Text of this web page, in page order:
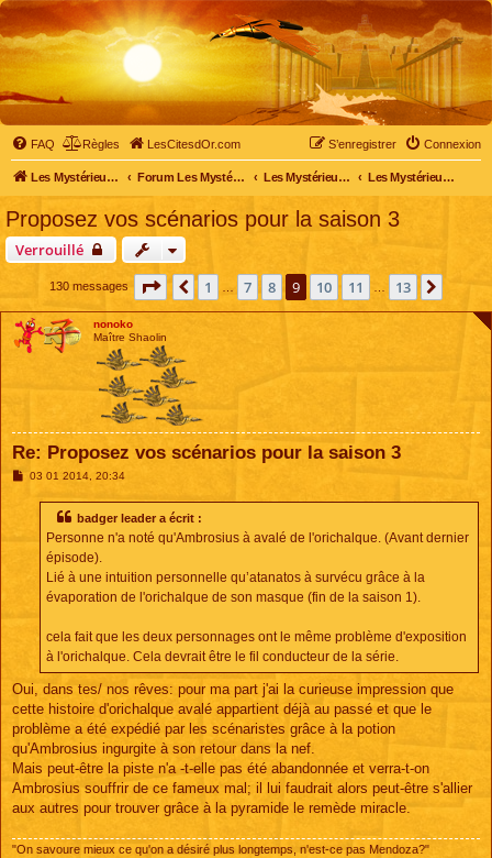
FAQ Règles LesCitesdOr.com Connexion
S’enregistrer
Les Mystérieuses Cités d'Or - LesCitesdOr.com Forum Les Mystérieuses Cités d'Or Les Mystérieuses Cités d'Or Les Mystérieuses Cités d'Or : saison 3 (2016)
Proposez vos scénarios pour la saison 3
Verrouillé
130 messages Page sur 13
Précédente
1 7 8 9 10 11 13
nonoko
Maître Shaolin
Re: Proposez vos scénarios pour la saison 3
M03 01 2014, 20:34
badger leader a écrit :
Personne n'a noté qu'Ambrosius à avalé de l'orichalque. (Avant dernier
épisode).
Lié à une intuition personnelle qu’atanatos à survécu grâce à la
évaporation de l'orichalque de son masque (fin de la saison 1).
cela fait que les deux personnages ont le même problème d'exposition
à l'orichalque. Cela devrait être le fil conducteur de la série.
Oui, dans tes/ nos rêves: pour ma part j'ai la curieuse impression que
cette histoire d'orichalque avalé appartient déjà au passé et que le
problème a été expédié par les scénaristes grâce à la potion
qu'Ambrosius ingurgite à son retour dans la nef.
Mais peut-être la piste n'a -t-elle pas été abandonnée et verra-t-on
Ambrosius souffrir de ce fameux mal; il lui faudrait alors peut-être s'allier
aux autres pour trouver grâce à la pyramide le remède miracle.
"On savoure mieux ce qu'on a désiré plus longtemps, n'est-ce pas Mendoza?"